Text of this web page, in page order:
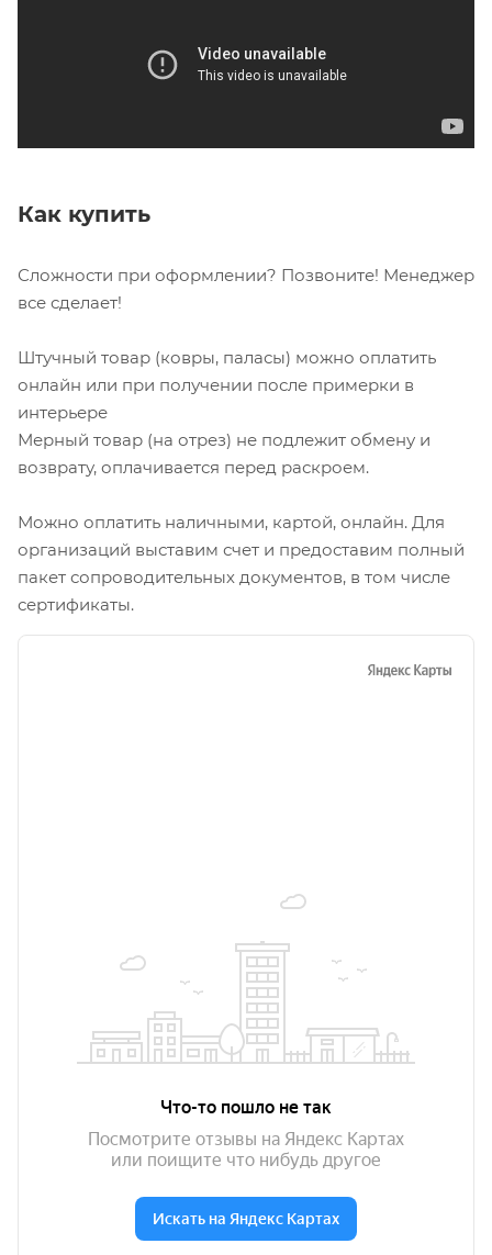
Как купить
Сложности при оформлении? Позвоните! Менеджер
все сделает!
Штучный товар (ковры, паласы) можно оплатить
онлайн или при получении после примерки в
интерьере
Мерный товар (на отрез) не подлежит обмену и
возврату, оплачивается перед раскроем.
Можно оплатить наличными, картой, онлайн. Для
организаций выставим счет и предоставим полный
пакет сопроводительных документов, в том числе
сертификаты.